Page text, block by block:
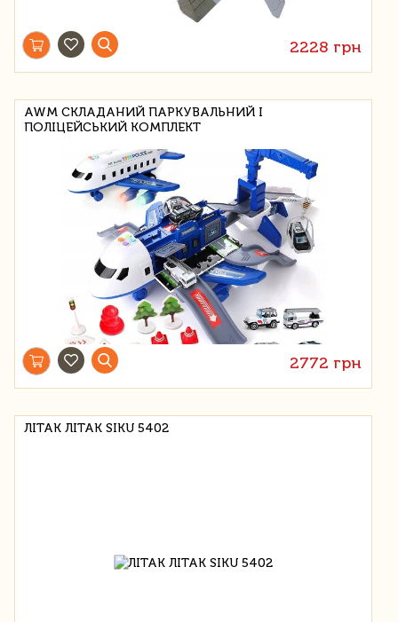
2228 грн
AWM СКЛАДАНИЙ ПАРКУВАЛЬНИЙ І
ПОЛІЦЕЙСЬКИЙ КОМПЛЕКТ
2772 грн
ЛІТАК ЛІТАК SIKU 5402